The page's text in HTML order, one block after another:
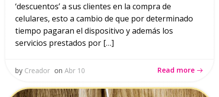
‘descuentos’ a sus clientes en la compra de
celulares, esto a cambio de que por determinado
tiempo pagaran el dispositivo y además los
servicios prestados por […]
by Creador on Abr 10 Read more